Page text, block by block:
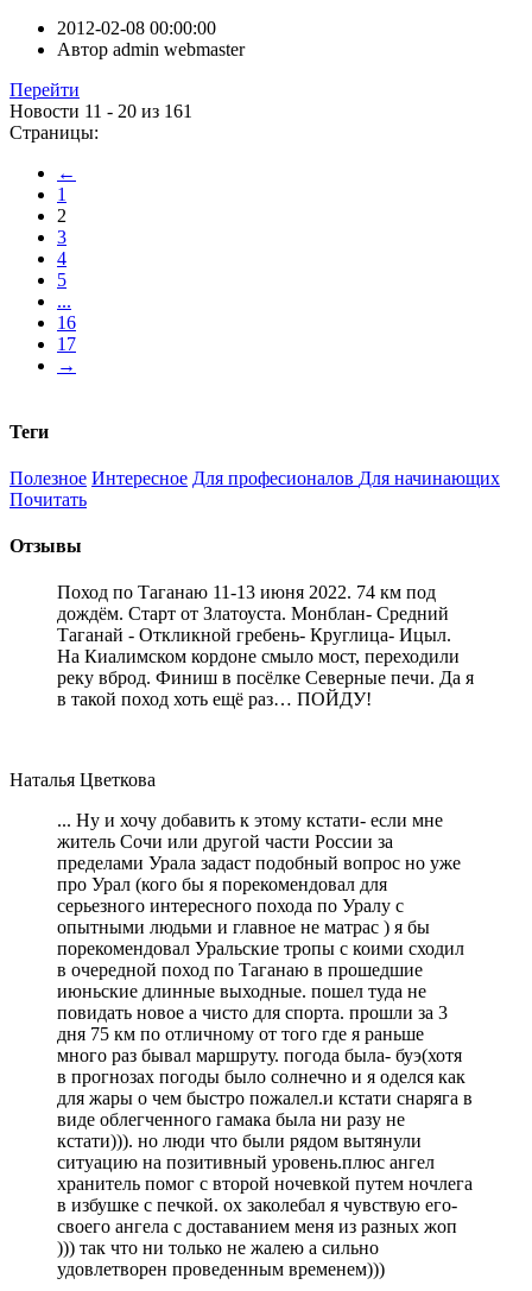
2012-02-08 00:00:00
Автор admin webmaster
Перейти
Новости 11 - 20 из 161
Страницы:
←
1
2
3
4
5
...
16
17
→
Теги
Полезное Интересное Для професионалов Для начинающих
Почитать
Отзывы
Поход по Таганаю 11-13 июня 2022. 74 км под
дождём. Старт от Златоуста. Монблан- Средний
Таганай - Откликной гребень- Круглица- Ицыл.
На Киалимском кордоне смыло мост, переходили
реку вброд. Финиш в посёлке Северные печи. Да я
в такой поход хоть ещё раз… ПОЙДУ!
Наталья Цветкова
... Ну и хочу добавить к этому кстати- если мне
житель Сочи или другой части России за
пределами Урала задаст подобный вопрос но уже
про Урал (кого бы я порекомендовал для
серьезного интересного похода по Уралу с
опытными людьми и главное не матрас ) я бы
порекомендовал Уральские тропы с коими сходил
в очередной поход по Таганаю в прошедшие
июньские длинные выходные. пошел туда не
повидать новое а чисто для спорта. прошли за 3
дня 75 км по отличному от того где я раньше
много раз бывал маршруту. погода была- буэ(хотя
в прогнозах погоды было солнечно и я оделся как
для жары о чем быстро пожалел.и кстати снаряга в
виде облегченного гамака была ни разу не
кстати))). но люди что были рядом вытянули
ситуацию на позитивный уровень.плюс ангел
хранитель помог с второй ночевкой путем ночлега
в избушке с печкой. ох заколебал я чувствую его-
своего ангела с доставанием меня из разных жоп
))) так что ни только не жалею а сильно
удовлетворен проведенным временем)))